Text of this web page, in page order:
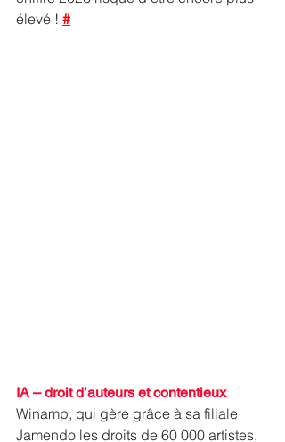
élevé ! #
IA – droit d’auteurs et contentieux
Winamp, qui gère grâce à sa filiale
Jamendo les droits de 60 000 artistes,